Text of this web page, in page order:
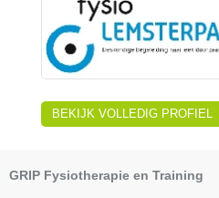
BEKIJK VOLLEDIG PROFIEL
GRIP Fysiotherapie en Training